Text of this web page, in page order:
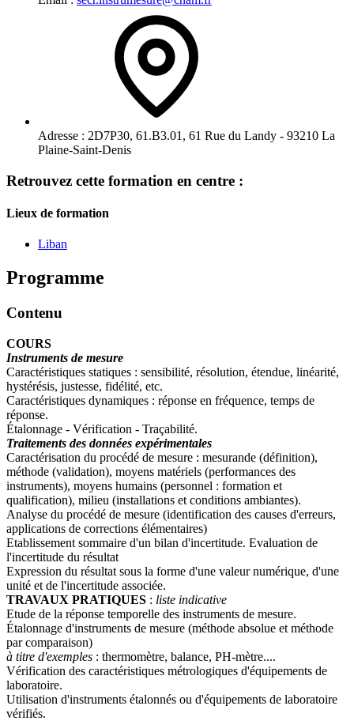
Adresse : 2D7P30, 61.B3.01, 61 Rue du Landy - 93210 La
Plaine-Saint-Denis
Retrouvez cette formation en centre :
Lieux de formation
Liban
Programme
Contenu
COURS
Instruments de mesure
Caractéristiques statiques : sensibilité, résolution, étendue, linéarité,
hystérésis, justesse, fidélité, etc.
Caractéristiques dynamiques : réponse en fréquence, temps de
réponse.
Étalonnage - Vérification - Traçabilité.
Traitements des données expérimentales
Caractérisation du procédé de mesure : mesurande (définition),
méthode (validation), moyens matériels (performances des
instruments), moyens humains (personnel : formation et
qualification), milieu (installations et conditions ambiantes).
Analyse du procédé de mesure (identification des causes d'erreurs,
applications de corrections élémentaires)
Etablissement sommaire d'un bilan d'incertitude. Evaluation de
l'incertitude du résultat
Expression du résultat sous la forme d'une valeur numérique, d'une
unité et de l'incertitude associée.
TRAVAUX PRATIQUES : liste indicative
Etude de la réponse temporelle des instruments de mesure.
Étalonnage d'instruments de mesure (méthode absolue et méthode
par comparaison)
à titre d'exemples : thermomètre, balance, PH-mètre....
Vérification des caractéristiques métrologiques d'équipements de
laboratoire.
Utilisation d'instruments étalonnés ou d'équipements de laboratoire
vérifiés.